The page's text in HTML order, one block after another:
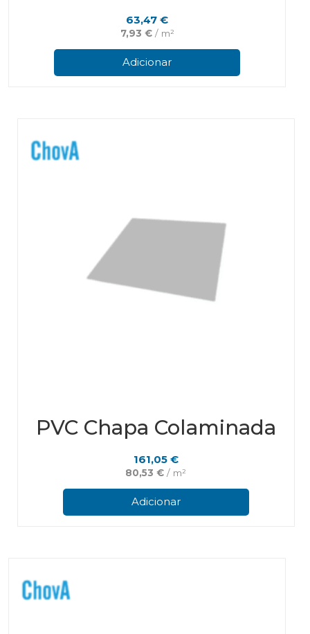
63,47€
7,93 €/ m²
Adicionar
PVC Chapa Colaminada
161,05 €
80,53€ / m²
Adicionar